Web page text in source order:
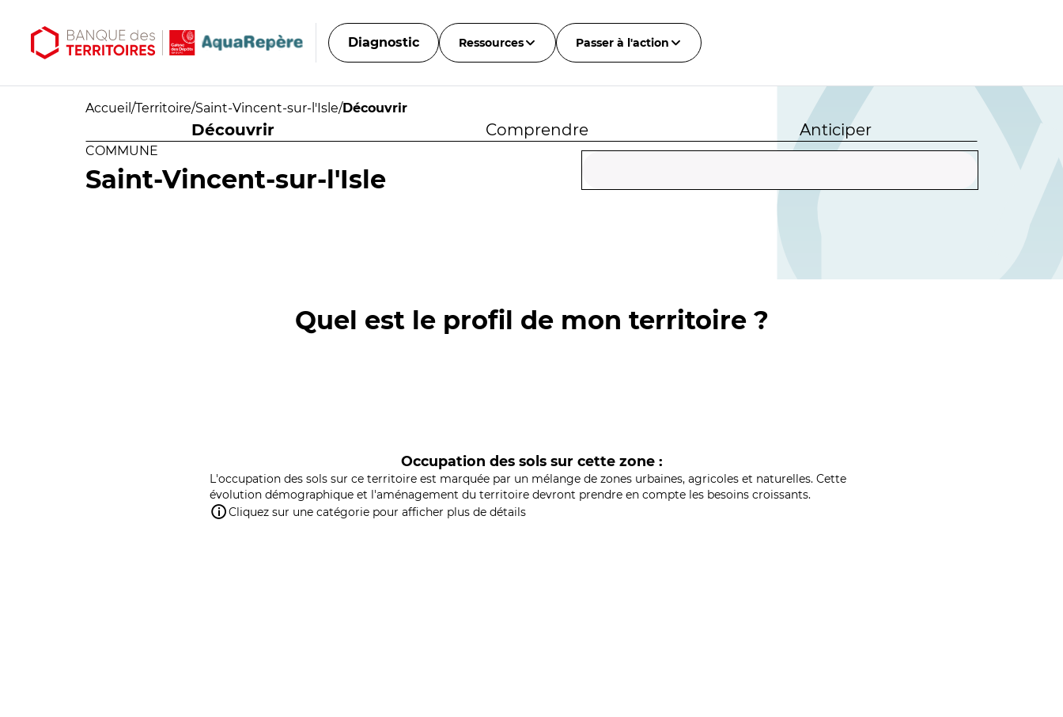
Diagnostic Ressources Passer à l'action
Accueil /Territoire/Saint-Vincent-sur-l'Isle/Découvrir
Découvrir Comprendre Anticiper
COMMUNE
Saint-Vincent-sur-l'Isle
Quel est le profil de mon territoire ?
Occupation des sols sur cette zone :
L'occupation des sols sur ce territoire est marquée par un mélange de zones urbaines, agricoles et naturelles. Cette
évolution démographique et l'aménagement du territoire devront prendre en compte les besoins croissants.
Cliquez sur une catégorie pour afficher plus de détails